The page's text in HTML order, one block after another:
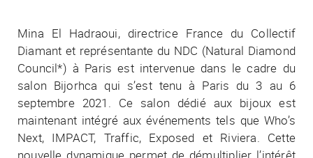
Mina El Hadraoui, directrice France du Collectif
Diamant et représentante du NDC (Natural Diamond
Council*) à Paris est intervenue dans le cadre du
salon Bijorhca qui s’est tenu à Paris du 3 au 6
septembre 2021. Ce salon dédié aux bijoux est
maintenant intégré aux événements tels que Who’s
Next, IMPACT, Traffic, Exposed et Riviera. Cette